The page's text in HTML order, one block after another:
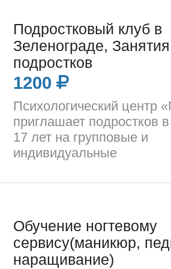
Подростковый клуб в
Зеленограде,
подростков
1200
Психологический центр
приглашает подростков
17 лет на групповые и
индивидуальные
Обучение ногтевому
сервису(маникюр,
наращивание)